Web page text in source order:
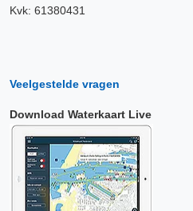
Kvk: 61380431
Veelgestelde vragen
Download Waterkaart Live